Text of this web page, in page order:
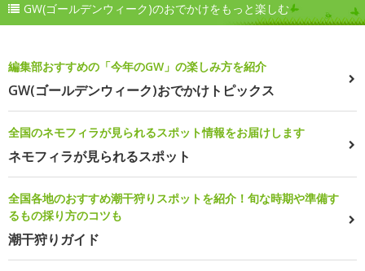
GW(ゴールデンウィーク)のおでかけをもっと楽しむ
編集部おすすめの「今年のGW」の楽しみ方を紹介
GW(ゴールデンウィーク)おでかけトピックス
全国のネモフィラが見られるスポット情報をお届けします
ネモフィラが見られるスポット
全国各地のおすすめ潮干狩りスポットを紹介！旬な時期や準備す
るもの採り方のコツも
潮干狩りガイド